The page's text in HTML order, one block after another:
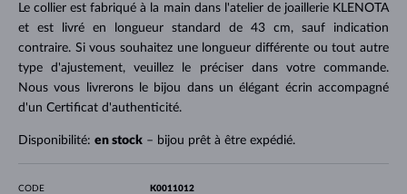
Le collier est fabriqué à la main dans l'atelier de joaillerie KLENOTA
et est livré en longueur standard de 43 cm, sauf indication
contraire. Si vous souhaitez une longueur différente ou tout autre
type d'ajustement, veuillez le préciser dans votre commande.
Nous vous livrerons le bijou dans un élégant écrin accompagné
d'un Certificat d'authenticité.
Disponibilité: en stock– bijou prêt à être expédié.
CODE K0011012